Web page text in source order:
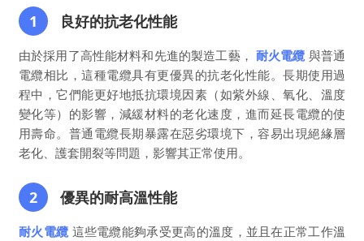
1 良好的抗老化性能
由於採用了高性能材料和先進的製造工藝， 耐火電纜與普通
電纜相比，這種電纜具有更優異的抗老化性能。長期使用過
程中，它們能更好地抵抗環境因素（如紫外線、氧化、溫度
變化等）的影響，減緩材料的老化速度，進而延長電纜的使
用壽命。普通電纜長期暴露在惡劣環境下，容易出現絕緣層
老化、護套開裂等問題，影響其正常使用。
2 優異的耐高溫性能
耐火電纜 這些電纜能夠承受更高的溫度，並且在正常工作溫